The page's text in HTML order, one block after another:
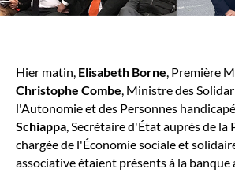
Hier matin, Elisabeth Borne, Première
Christophe Combe, Ministre des
l'Autonomie et des Personnes
Schiappa, Secrétaire d'État auprès de la
chargée de l'Économie sociale et
associative étaient présents à la banque